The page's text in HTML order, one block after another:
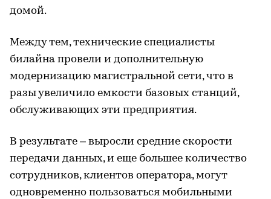
домой.
Между тем, технические специалисты
билайна провели и дополнительную
модернизацию магистральной сети, что в
разы увеличило емкости базовых станций,
обслуживающих эти предприятия.
В результате – выросли средние скорости
передачи данных, и еще большее количество
сотрудников, клиентов оператора, могут
одновременно пользоваться мобильными